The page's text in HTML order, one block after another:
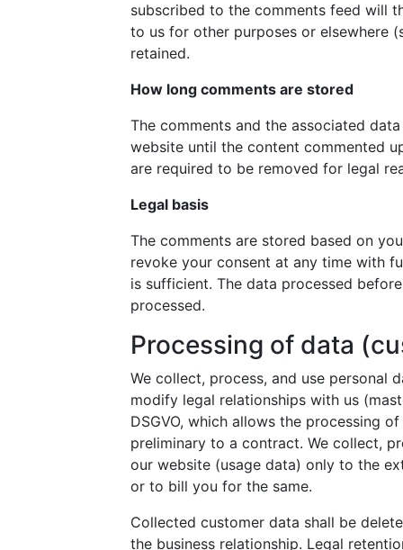
subscribed to the comments feed will
to us for other purposes or elsewhere
retained.
How long comments are stored
The comments and the associated
website until the content commented
are required to be removed for legal
Legal basis
The comments are stored based on
revoke your consent at any time with
is sufficient. The data processed
processed.
Processing of data
We collect, process, and use personal
modify legal relationships with us
DSGVO, which allows the processing
preliminary to a contract. We collect,
our website (usage data) only to the
or to bill you for the same.
Collected customer data shall be
the business relationship. Legal